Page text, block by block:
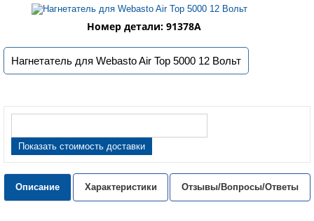
Номер детали: 91378A
Нагнетатель для Webasto Air Top 5000 12 Вольт
Показать стоимость доставки
Описание Характеристики Отзывы/Вопросы/Ответы